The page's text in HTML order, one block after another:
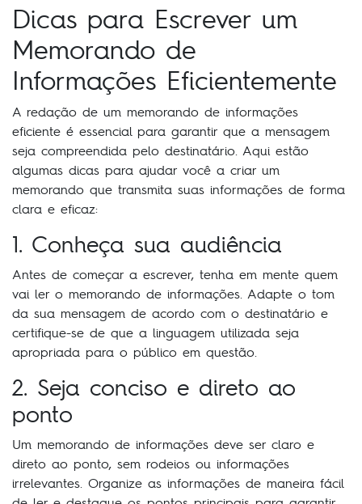
Dicas para Escrever um
Memorando de
Informações Eficientemente
A redação de um memorando de informações
eficiente é essencial para garantir que a mensagem
seja compreendida pelo destinatário. Aqui estão
algumas dicas para ajudar você a criar um
memorando que transmita suas informações de forma
clara e eficaz:
1. Conheça sua audiência
Antes de começar a escrever, tenha em mente quem
vai ler o memorando de informações. Adapte o tom
da sua mensagem de acordo com o destinatário e
certifique-se de que a linguagem utilizada seja
apropriada para o público em questão.
2. Seja conciso e direto ao
ponto
Um memorando de informações deve ser claro e
direto ao ponto, sem rodeios ou informações
irrelevantes. Organize as informações de maneira fácil